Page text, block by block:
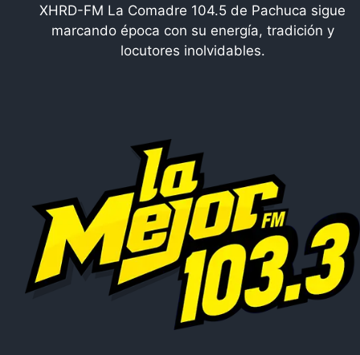
XHRD-FM La Comadre 104.5 de Pachuca sigue
marcando época con su energía, tradición y
locutores inolvidables.